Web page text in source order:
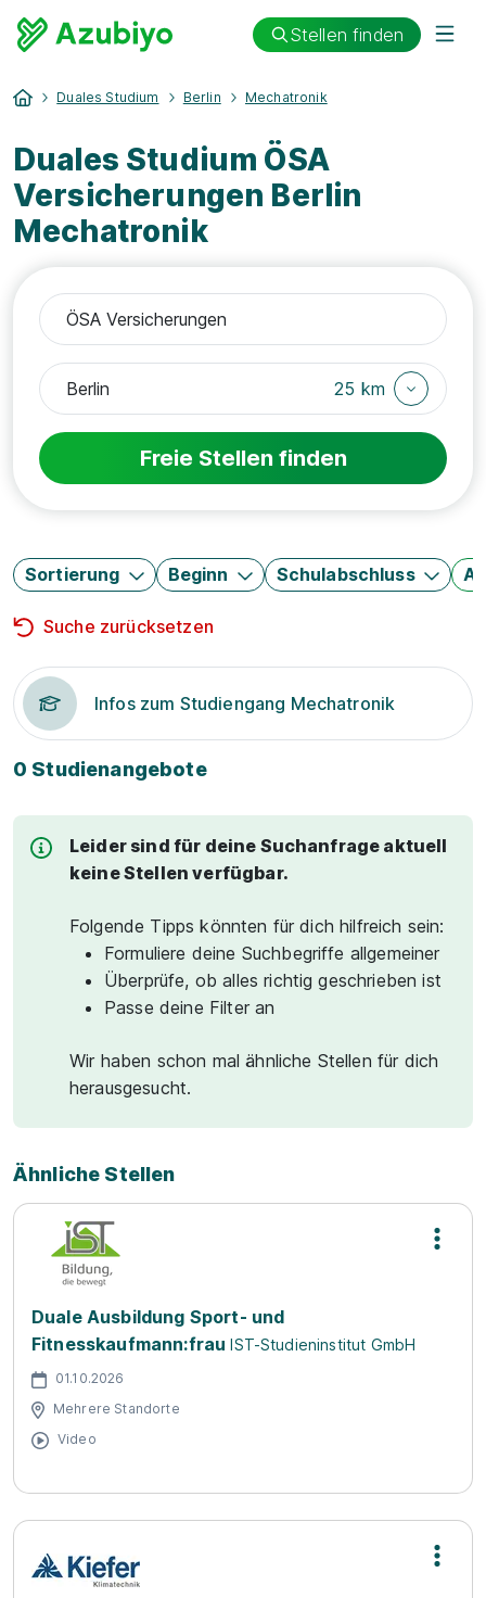
Stellen finden
Duales Studium Berlin Mechatronik
Duales Studium ÖSA
Versicherungen Berlin
Mechatronik
25 km
Freie Stellen finden
Sortierung Beginn Schulabschluss
Suche zurücksetzen
Infos zum Studiengang Mechatronik
0 Studienangebote
Leider sind für deine Suchanfrage aktuell
keine Stellen verfügbar.
Folgende Tipps könnten für dich hilfreich sein:
Formuliere deine Suchbegriffe allgemeiner
Überprüfe, ob alles richtig geschrieben ist
Passe deine Filter an
Wir haben schon mal ähnliche Stellen für dich
herausgesucht.
Ähnliche Stellen
Duale Ausbildung Sport- und
Fitnesskaufmann:frau IST-Studieninstitut GmbH
01.10.2026
Mehrere Standorte
Video